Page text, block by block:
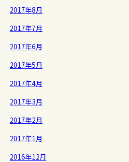
2017年8月
2017年7月
2017年6月
2017年5月
2017年4月
2017年3月
2017年2月
2017年1月
2016年12月